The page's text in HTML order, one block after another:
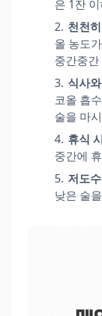
은 1잔
천천
올 농도
중간중
식사
코올 흡
술을 마
휴식
중간에
저도
낮은 술